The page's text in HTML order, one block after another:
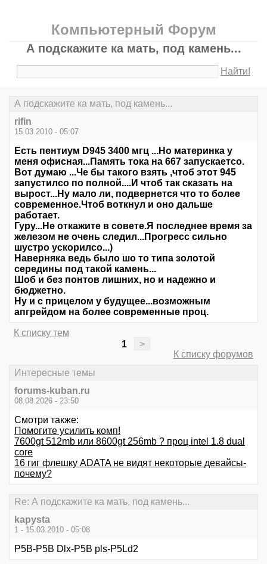
Компьютерный Форум
А подскажите ка мать, под камень...
Найти!
А подскажите ка мать, под камень...
rifin
15.03.2010 - 05:07
Есть пентиум D945 3400 мгц ...Но материнка у
меня офисная...Память тока на 667 запускаетсо.
Вот думаю ...Че бы такого взять ,чтоб этот 945
запустилсо по полной....И чтоб так сказать на
вырост...Ну мало ли, подвернется что то более
современное.Чтоб воткнул и оно дальше
работает.
Гуру...Не откажите в совете.Я последнее время за
железом не очень следил...Прогресс сильно
шустро ускорилсо...)
Наверняка ведь было шо то типа золотой
середины под такой камень...
Шоб и без понтов лишних, но и надежно и
бюджетно.
Ну и с прицелом у будущее...возможным
апгрейдом на более современные проц.
К списку тем
1
>
К списку форумов
Интересные темы
forums-kuban.ru
08.08.2026 - 23:50
Смотри также:
Помогите усилить комп!
7600gt 512mb или 8600gt 256mb ? проц intel 1.8 dual
core
16 гиг флешку ADATA не видят некоторые девайсы-
почему?
Re: А подскажите ка мать, под камень...
kapysta
1 - 15.03.2010 - 05:08
P5B-P5B Dlx-P5B pls-P5Ld2